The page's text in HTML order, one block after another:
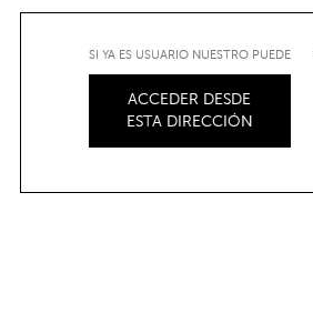
SI YA ES USUARIO NUESTRO PUEDE
ACCEDER DESDE
ESTA DIRECCIÓN